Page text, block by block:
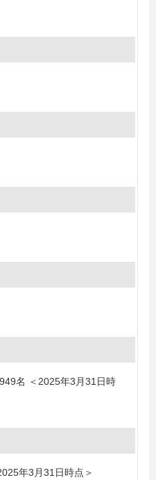
名 ＜2025年3月31日時
年3月31日時点＞